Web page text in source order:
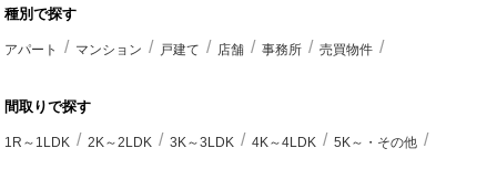
種別で探す
アパート マンション 戸建て 店舗 事務所 売買物件
間取りで探す
1R～1LDK 2K～2LDK 3K～3LDK 4K～4LDK 5K～・その他